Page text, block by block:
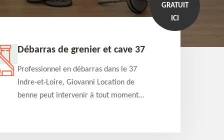
GRATUIT
ICI
Débarras de grenier et cave 37
Professionnel en débarras dans le 37
Indre-et-Loire, Giovanni Location de
benne peut intervenir à tout moment
détaillé offert